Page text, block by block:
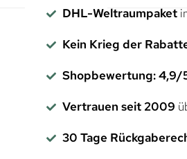
DHL-Weltraumpaket
Kein Krieg der
Shopbewertung: 4,9/
Vertrauen seit 2009
30 Tage